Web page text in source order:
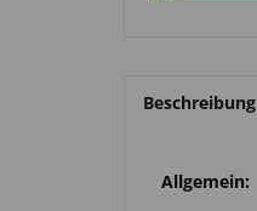
Beschreibung
Allgemein: